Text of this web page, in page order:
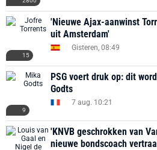
15
'Nieuwe Ajax-aanwinst
uit Amsterdam'
Gisteren, 08:49
9
PSG voert druk op: dit
Godts
7 aug. 10:21
'KNVB geschrokken van
nieuwe bondscoach